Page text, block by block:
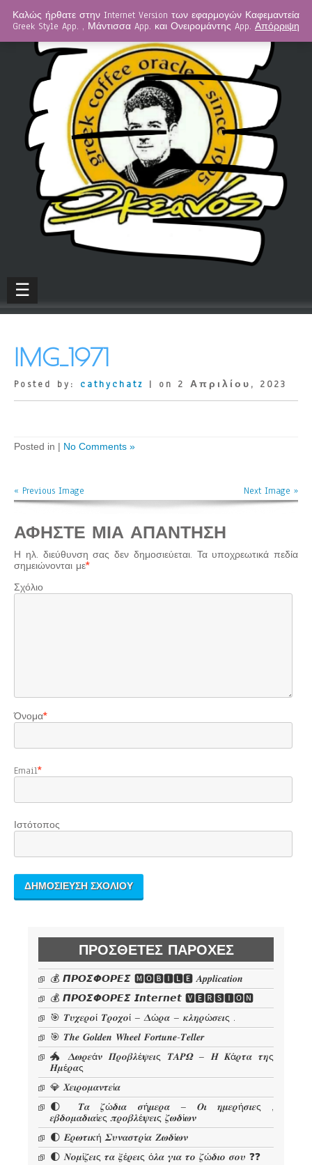
☰
IMG_1971
Posted by: cathychatz | on 2 Απριλίου, 2023
Posted in | No Comments »
« Previous Image Next Image »
ΑΦΉΣΤΕ ΜΙΑ ΑΠΆΝΤΗΣΗ
Η ηλ. διεύθυνση σας δεν δημοσιεύεται. Τα υποχρεωτικά πεδία
σημειώνονται με*
Σχόλιο
Όνομα*
Email*
Ιστότοπος
ΠΡΌΣΘΕΤΕΣ ΠΑΡΟΧΈΣ
💰 𝞟𝞠𝞞𝞢𝞥𝞞𝞠𝞔𝞢 🅼🅾🅱🅸🅻🅴 𝜜𝒑𝒑𝒍𝒊𝒄𝒂𝒕𝒊𝒐𝒏
💰 𝞟𝞠𝞞𝞢𝞥𝞞𝞠𝞔𝞢 𝙄𝙣𝙩𝙚𝙧𝙣𝙚𝙩 🆅🅴🆁🆂🅸🅾🅽
🎯 𝜯𝝊𝝌𝜺𝝆𝝄ί 𝜯𝝆𝝄𝝌𝝄ί – 𝜟ώ𝝆𝜶 – 𝜿𝝀𝜼𝝆ώ𝝈𝜺𝜾ς .
🎯 𝑻𝒉𝒆 𝑮𝒐𝒍𝒅𝒆𝒏 𝑾𝒉𝒆𝒆𝒍 𝑭𝒐𝒓𝒕𝒖𝒏𝒆-𝑻𝒆𝒍𝒍𝒆𝒓
🐲 𝜟𝝎𝝆𝜺ά𝝂 𝜫𝝆𝝄𝜷𝝀έ𝝍𝜺𝜾ς 𝜯𝜜𝜬𝜴 – 𝜢 𝜥ά𝝆𝝉𝜶 𝝉𝜼ς
𝜢𝝁έ𝝆𝜶ς
💎 𝜲𝜺𝜾𝝆𝝄𝝁𝜶𝝂𝝉𝜺ί𝜶
🌓 𝜯𝜶 𝜻ώ𝜹𝜾𝜶 𝝈ή𝝁𝜺𝝆𝜶 – 𝜪𝜾 𝜼𝝁𝜺𝝆ή𝝈𝜾𝜺ς ,
𝜺𝜷𝜹𝝄𝝁𝜶𝜹𝜾𝜶ί𝜺ς 𝝅𝝆𝝄𝜷𝝀έ𝝍𝜺𝜾ς 𝜻𝝎𝜹ί𝝎𝝂
🌓 𝜠𝝆𝝎𝝉𝜾𝜿ή 𝜮𝝊𝝂𝜶𝝈𝝉𝝆ί𝜶 𝜡𝝎𝜹ί𝝎𝝂
🌓 𝜨𝝄𝝁ί𝜻𝜺𝜾ς 𝝉𝜶 𝝃έ𝝆𝜺𝜾ς ό𝝀𝜶 𝜸𝜾𝜶 𝝉𝝄 𝜻ώ𝜹𝜾𝝄 𝝈𝝄𝝊 ❓❓
Καλώς ήρθατε στην Internet Version των εφαρμογών Καφεμαντεία
Greek Style App. , Μάντισσα App. και Ονειρομάντης App. Απόρριψη